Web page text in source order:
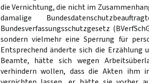
die Vernichtung, die nicht im
damalige
Bundesverfassungsschutzgesetz
sondern vielmehr eine Sperrung für
Entsprechend änderte sich die
Beamte, hätte sich wegen
verhindern wollen, dass die Akten ihm